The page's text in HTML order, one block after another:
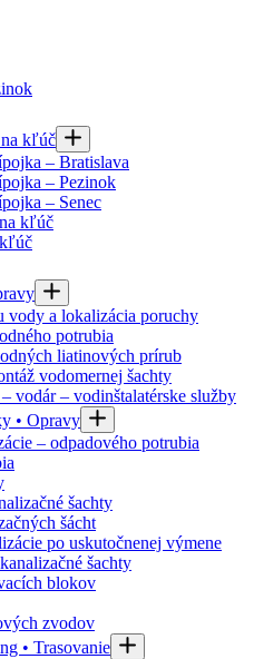
kľúč
– Bratislava
– Pezinok
– Senec
kľúč
vody a lokalizácia poruchy
potrubia
liatinových prírub
vodomernej šachty
vodár – vodinštalatérske služby
• Opravy
– odpadového potrubia
šachty
šácht
po uskutočnenej výmene
šachty
blokov
zvodov
• Trasovanie